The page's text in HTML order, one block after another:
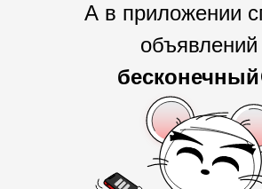
А в приложении
объявлений
бесконечный